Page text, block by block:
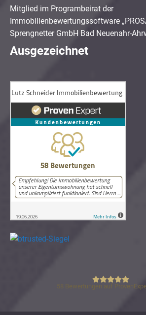
Mitglied im Programbeirat der
Immobilienbewertungssoftware
Sprengnetter GmbH Bad Neuenahr-
Ausgezeichnet
Lutz Schneider
58 Bewertungen auf